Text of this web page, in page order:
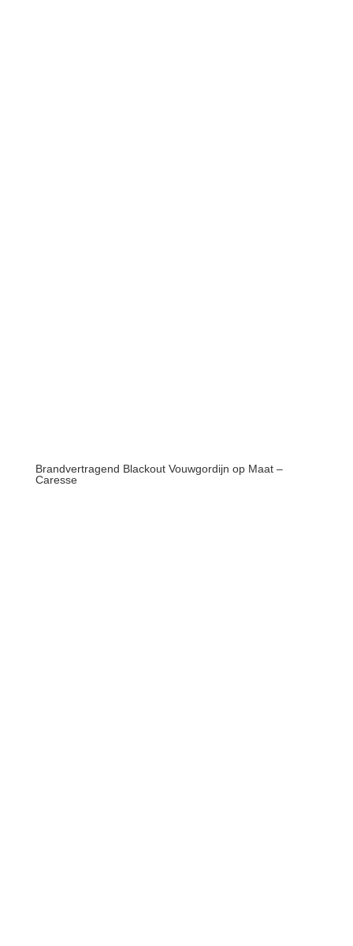
Brandvertragend Blackout Vouwgordijn op Maat –
Caresse